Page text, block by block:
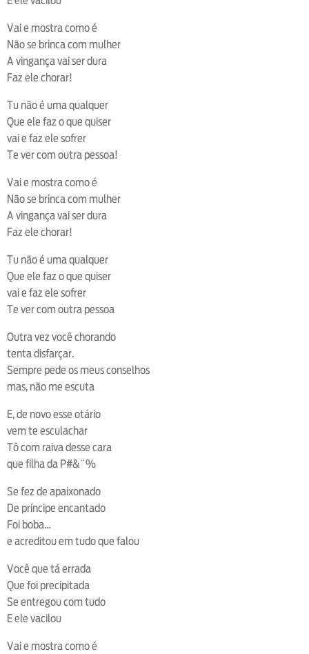
Vai e mostra como é
Não se brinca com mulher
A vingança vai ser dura
Faz ele chorar!
Tu não é uma qualquer
Que ele faz o que quiser
vai e faz ele sofrer
Te ver com outra pessoa!
Vai e mostra como é
Não se brinca com mulher
A vingança vai ser dura
Faz ele chorar!
Tu não é uma qualquer
Que ele faz o que quiser
vai e faz ele sofrer
Te ver com outra pessoa
Outra vez você chorando
tenta disfarçar.
Sempre pede os meus conselhos
mas, não me escuta
E, de novo esse otário
vem te esculachar
Tô com raiva desse cara
que filha da P#&¨%
Se fez de apaixonado
De príncipe encantado
Foi boba…
e acreditou em tudo que falou
Você que tá errada
Que foi precipitada
Se entregou com tudo
E ele vacilou
Vai e mostra como é